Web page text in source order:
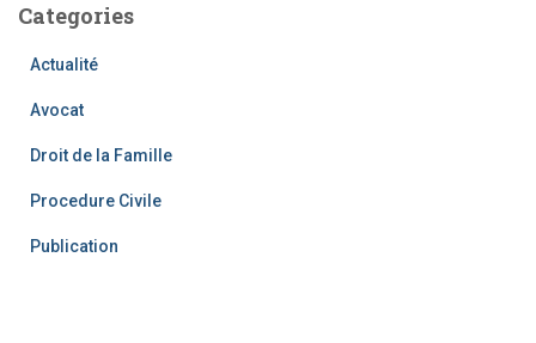
h
Categories
Actualité
Avocat
Droit de la Famille
Procedure Civile
Publication